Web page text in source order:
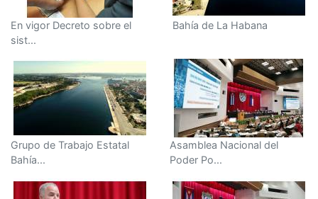
En vigor Decreto sobre el
sist...
Bahía de La Habana
Grupo de Trabajo Estatal
Bahía...
Asamblea Nacional del
Poder Po...